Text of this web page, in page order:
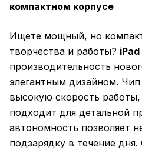
компактном корпусе
Ищете мощный, но
творчества и работы? iPad
производительность
элегантным дизайном.
высокую скорость
подходит для детальной
автономность позволяет
подзарядку в течение